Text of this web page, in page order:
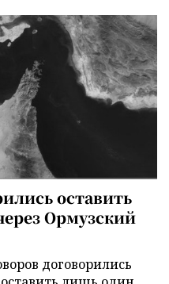
оставить
Ормузский
договорились